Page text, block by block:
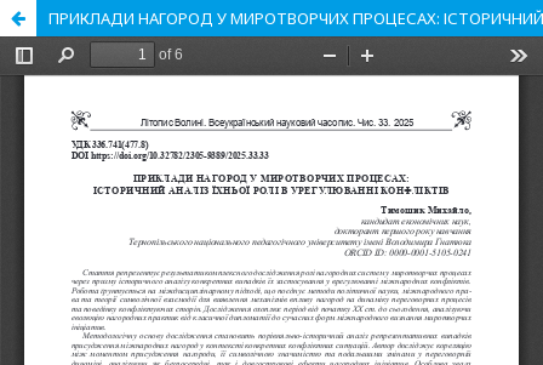
ПРИКЛАДИ НАГОРОД У МИРОТВОРЧИХ ПРОЦЕСАХ: ІСТОРИЧНИЙ